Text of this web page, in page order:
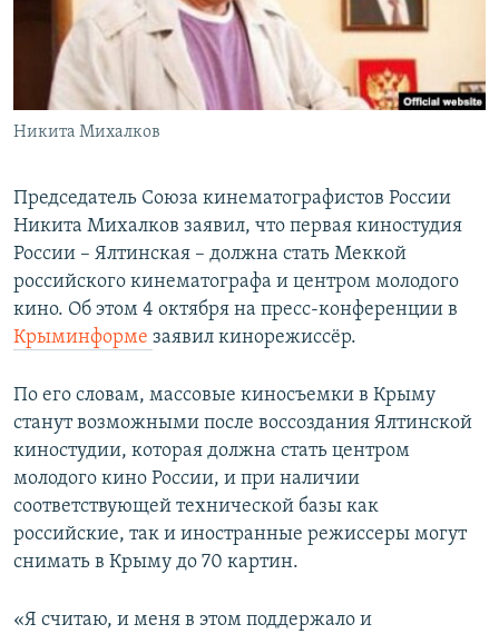
ПОБЕДИТЕЛЕЙ НЕ СУДЯТ?
КРЫМ.НЕПОКОРЕННЫЙ
ELIFBE
УКРАИНСКАЯ ПРОБЛЕМА КРЫМА
ПРИСОЕДИНЯЙТЕСЬ!
Никита Михалков
Председатель Союза кинематографистов России
Никита Михалков заявил, что первая киностудия
России – Ялтинская – должна стать Меккой
российского кинематографа и центром молодого
кино. Об этом 4 октября на пресс-конференции в
Крыминформе заявил кинорежиссёр.
По его словам, массовые киносъемки в Крыму
станут возможными после воссоздания Ялтинской
киностудии, которая должна стать центром
молодого кино России, и при наличии
соответствующей технической базы как
российские, так и иностранные режиссеры могут
снимать в Крыму до 70 картин.
«Я считаю, и меня в этом поддержало и